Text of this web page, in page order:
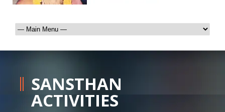
SANSTHAN
ACTIVITIES